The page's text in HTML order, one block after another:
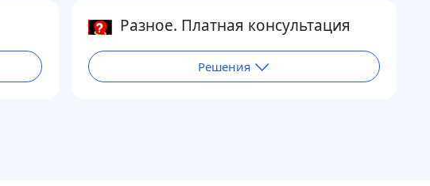
Разное. Платная консультация
Решения